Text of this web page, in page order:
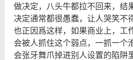
做决定，八头牛都拉不回来，结
决定通常都很愚蠢，让人哭笑不
也正因爲这样，如果商业上，工
会被人抓住这个弱点，一抓一个
会张牙舞爪掉进别人设置的陷阱